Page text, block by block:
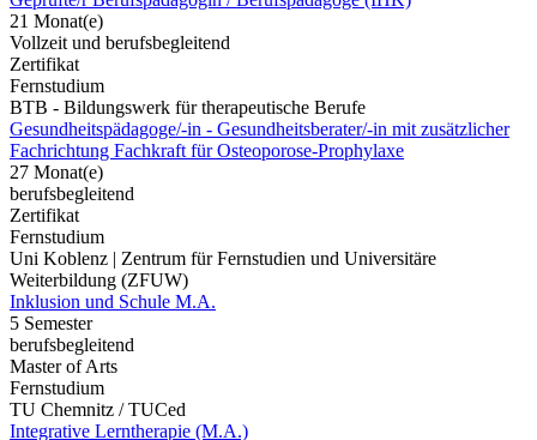
21 Monat(e)
Vollzeit und berufsbegleitend
Zertifikat
Fernstudium
BTB - Bildungswerk für therapeutische Berufe
Gesundheitspädagoge/-in - Gesundheitsberater/-in mit zusätzlicher
Fachrichtung Fachkraft für Osteoporose-Prophylaxe
27 Monat(e)
berufsbegleitend
Zertifikat
Fernstudium
Uni Koblenz | Zentrum für Fernstudien und Universitäre
Weiterbildung (ZFUW)
Inklusion und Schule M.A.
5 Semester
berufsbegleitend
Master of Arts
Fernstudium
TU Chemnitz / TUCed
Integrative Lerntherapie (M.A.)